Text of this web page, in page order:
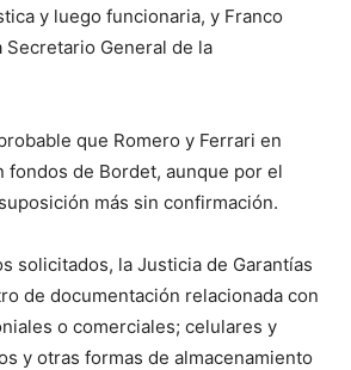
y luego funcionaria, y Franco
General de la
que Romero y Ferrari en
fondos de Bordet, aunque por el
más sin confirmación.
solicitados, la Justicia de Garantías
de documentación relacionada con
o comerciales; celulares y
y otras formas de almacenamiento